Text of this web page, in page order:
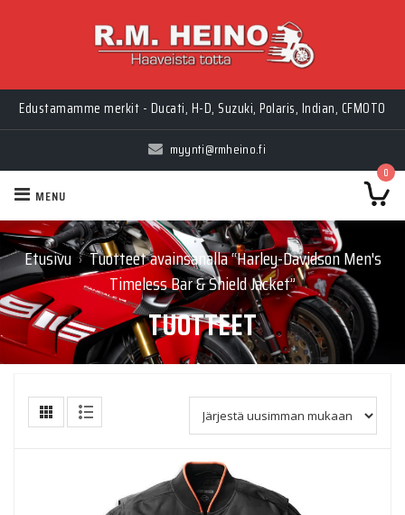
Edustamamme merkit - Ducati, H-D, Suzuki, Polaris, Indian, CFMOTO
myynti@rmheino.fi
0
MENU
Etusivu › Tuotteet avainsanalla “Harley-Davidson Men's
Timeless Bar & Shield Jacket”
TUOTTEET